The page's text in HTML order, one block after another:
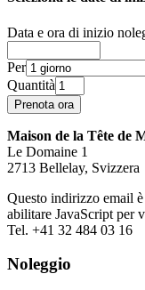
Data e ora di inizio
Per
Quantità
Maison de la Tête de
Le Domaine 1
2713 Bellelay, Svizzera
Questo indirizzo email
abilitare JavaScript per
Tel. +41 32 484 03 16
Noleggio